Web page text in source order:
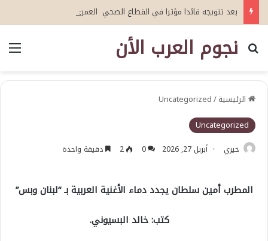
نجوم العرب الأن
بحث عن
الرئيسية/
Uncategorized
Uncategorized
خيري أبريل 27, 2026 0
2 دقيقة واحدة
المطرب أمين سلطان يجدد دماء الأغنية العربية بـ “لبنان وبس”
كتب: خالد البسيوني.